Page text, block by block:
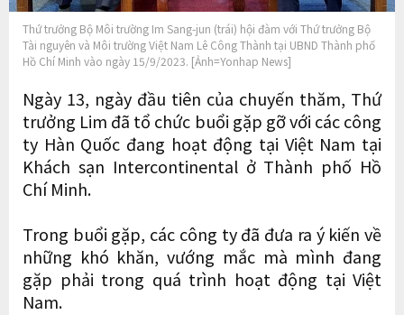
Thứ trưởng Bộ Môi trường Im Sang-jun (trái) hội đàm với Thứ trưởng Bộ
Tài nguyên và Môi trường Việt Nam Lê Công Thành tại UBND Thành phố
Hồ Chí Minh vào ngày 15/9/2023. [Ảnh=Yonhap News]
Ngày 13, ngày đầu tiên của chuyến thăm, Thứ
trưởng Lim đã tổ chức buổi gặp gỡ với các công
ty Hàn Quốc đang hoạt động tại Việt Nam tại
Khách sạn Intercontinental ở Thành phố Hồ
Chí Minh.
Trong buổi gặp, các công ty đã đưa ra ý kiến về
những khó khăn, vướng mắc mà mình đang
gặp phải trong quá trình hoạt động tại Việt
Nam.